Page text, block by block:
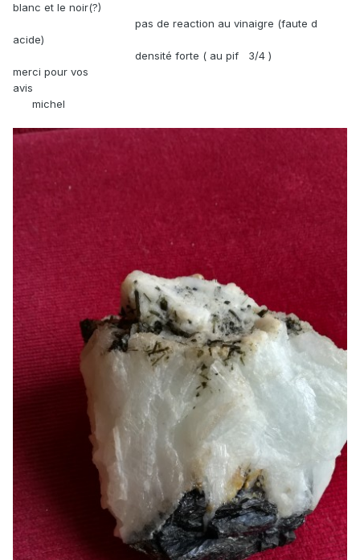
blanc et le noir(?)
pas de reaction au vinaigre (faute d
acide)
densité forte ( au pif 3/4 )
merci pour vos
avis
michel